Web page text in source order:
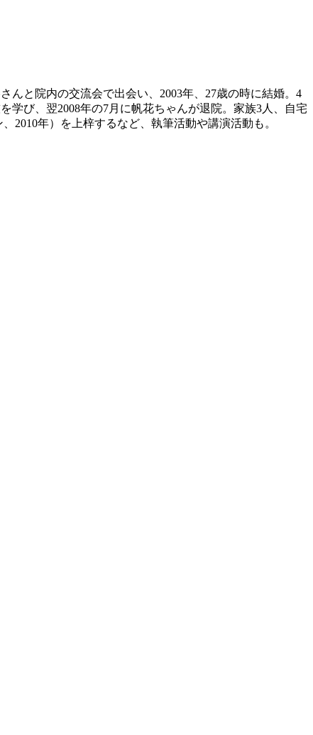
んと院内の交流会で出会い、2003年、27歳の時に結婚。4
学び、翌2008年の7月に帆花ちゃんが退院。家族3人、自宅
2010年）を上梓するなど、執筆活動や講演活動も。